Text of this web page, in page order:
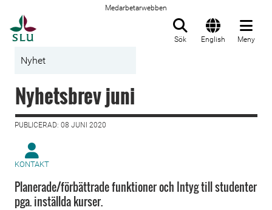
Medarbetarwebben
Sök English Meny
Nyhet
Nyhetsbrev juni
PUBLICERAD: 08 JUNI 2020
KONTAKT
Planerade/förbättrade funktioner och Intyg till studenter
pga. inställda kurser.